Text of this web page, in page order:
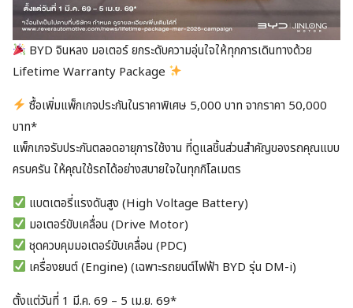
BYD จินหลง มอเตอร์ ยกระดับความอุ่นใจให้ทุกการเดินทางด้วย
Lifetime Warranty Package
ซื้อเพิ่มแพ็กเกจประกันในราคาพิเศษ 5,000 บาท จากราคา 50,000
บาท*
แพ็กเกจรับประกันตลอดอายุการใช้งาน ที่ดูแลชิ้นส่วนสำคัญของรถคุณแบบ
ครบครัน ให้คุณใช้รถได้อย่างสบายใจในทุกกิโลเมตร
แบตเตอรี่แรงดันสูง (High Voltage Battery)
มอเตอร์ขับเคลื่อน (Drive Motor)
ชุดควบคุมมอเตอร์ขับเคลื่อน (PDC)
เครื่องยนต์ (Engine) (เฉพาะรถยนต์ไฟฟ้า BYD รุ่น DM-i)
ตั้งแต่วันที่ 1 มี.ค. 69 – 5 เม.ย. 69*